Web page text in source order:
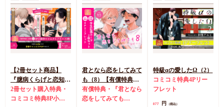
【2冊セット商品】
『臆病くらげと恋知ら
ず【有償】+柴崎さん
のケモノみち【有
2冊セット購入特典・
コミコミ特典8P小冊
君となら恋をしてみて
も（8）【有償特典・
学生証風カード2枚セ
ット】
有償特典・『君となら
恋をしてみても
特級αの愛したΩ（2）
コミコミ特典4Pリー
フレット
877 円 （税込）